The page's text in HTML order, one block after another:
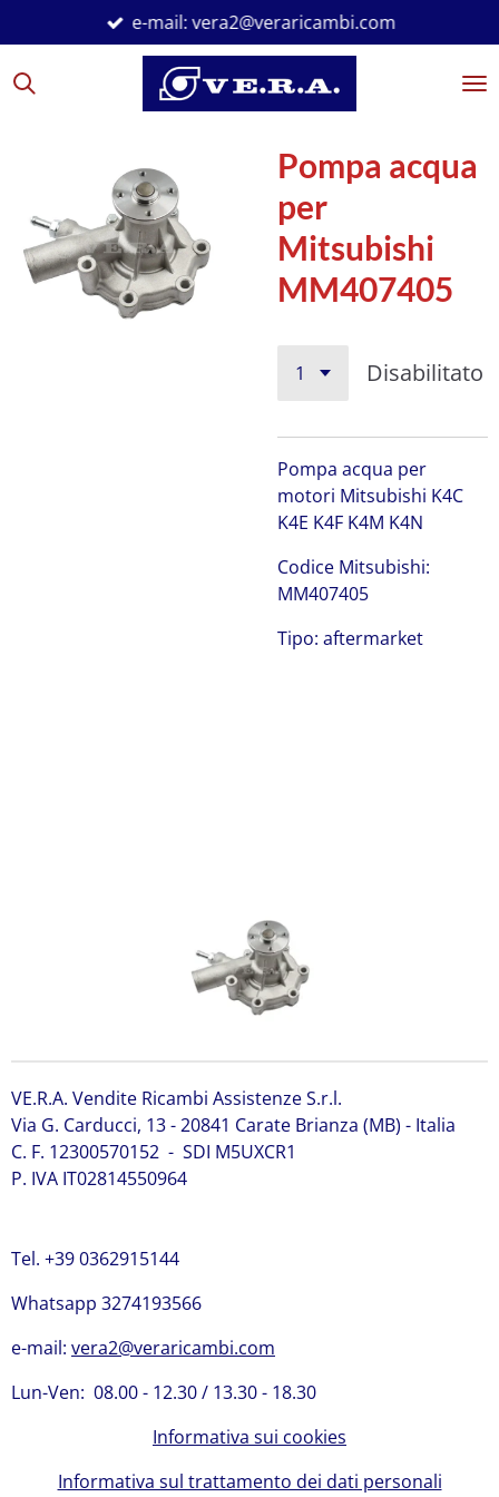
al
contenuto
e-mail: vera2@veraricambi.com
Pompa acqua
per
Mitsubishi
MM407405
Disabilitato
Pompa acqua per
motori Mitsubishi K4C
K4E K4F K4M K4N
Codice Mitsubishi:
MM407405
Tipo: aftermarket
VE.R.A. Vendite Ricambi Assistenze S.r.l.
Via G. Carducci, 13 - 20841 Carate Brianza (MB) - Italia
C. F. 12300570152 - SDI M5UXCR1
P. IVA IT02814550964
Tel. +39 0362915144
Whatsapp 3274193566
e-mail: vera2@veraricambi.com
Lun-Ven: 08.00 - 12.30 / 13.30 - 18.30
Informativa sui cookies
Informativa sul trattamento dei dati personali